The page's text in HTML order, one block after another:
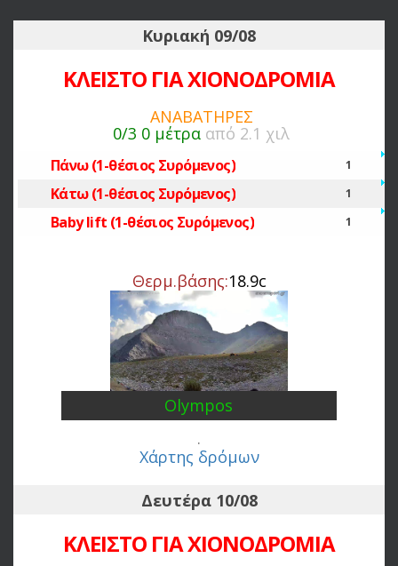
Κυριακή 09/08
ΚΛΕΙΣΤΟ ΓΙΑ ΧΙΟΝΟΔΡΟΜΙΑ
ΑΝΑΒΑΤΗΡΕΣ
0/3 0 μέτρα από 2.1 χιλ
Πάνω (1-θέσιος Συρόμενος) 1
Κάτω (1-θέσιος Συρόμενος) 1
Baby lift (1-θέσιος Συρόμενος) 1
Θερμ.βάσης:18.9c
Olympos
.
Χάρτης δρόμων
Δευτέρα 10/08
ΚΛΕΙΣΤΟ ΓΙΑ ΧΙΟΝΟΔΡΟΜΙΑ